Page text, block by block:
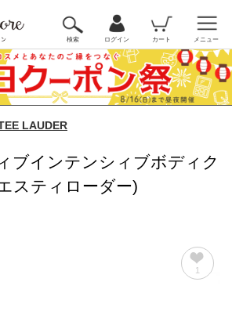
検索 ログイン カート メニュー
LAUDER
ブインテンシィブボディク
スティローダー)
1